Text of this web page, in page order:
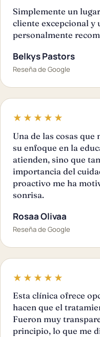
Simplemente un
cliente excepcional y
personalmente
Belkys Pastors
Reseña de Google
★★★★★
Una de las cosas que
su enfoque en la
atienden, sino que
importancia del
proactivo me ha
sonrisa.
Rosaa Olivaa
Reseña de Google
★★★★★
Esta clínica ofrece
hacen que el
Fueron muy
principio, lo que me